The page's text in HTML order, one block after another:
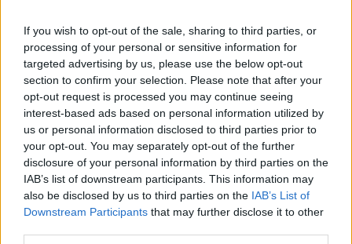
If you wish to opt-out of the sale, sharing to third parties, or
processing of your personal or sensitive information for
targeted advertising by us, please use the below opt-out
section to confirm your selection. Please note that after your
opt-out request is processed you may continue seeing
interest-based ads based on personal information utilized by
us or personal information disclosed to third parties prior to
your opt-out. You may separately opt-out of the further
disclosure of your personal information by third parties on the
IAB’s list of downstream participants. This information may
also be disclosed by us to third parties on the IAB’s List of
Downstream Participants that may further disclose it to other
beszélgetett a Kultúrpart Trend FM 94.2-n
hallható műsorában 2023. április 19-én:
A történet három részre tagolódik, Románia
történelmének három kulcsfontosságú
eseményéhez kapcsolódva: 1944–1945
(amikor a németeket szovjet
munkatáborokba deportálták), 1989–1990 (a
romániai forradalom, melyet a német
kisebbség tömeges kivándorlása követett) és